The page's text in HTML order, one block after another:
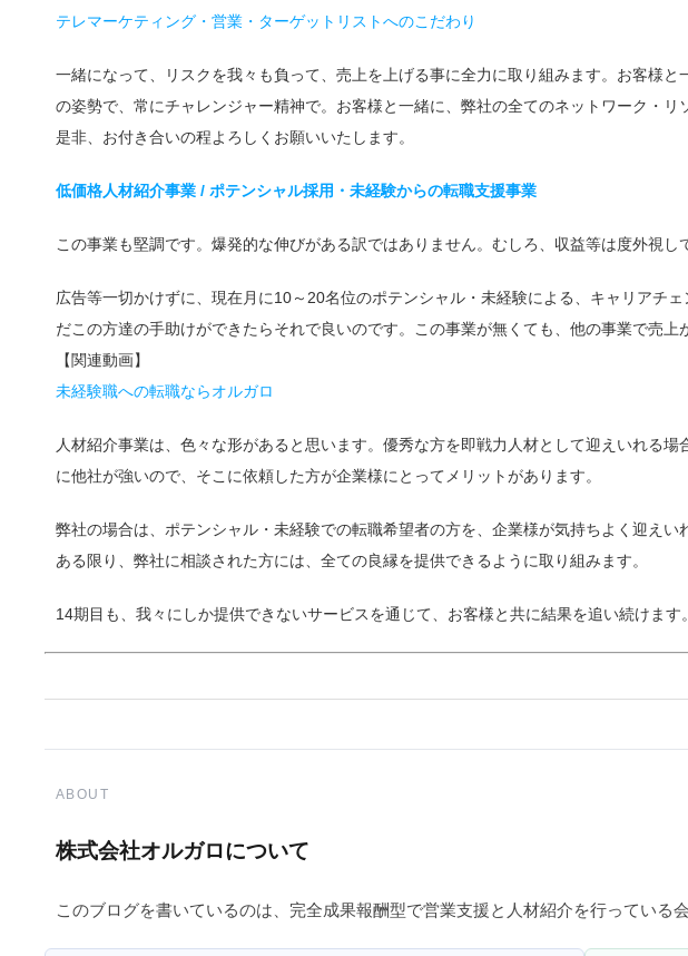
テレマーケティング・営業・ターゲットリストへのこだわり
一緒になって、リスクを我々も負って、売上を上げる事に全力に取り組みます。お客様
の姿勢で、常にチャレンジャー精神で。お客様と一緒に、弊社の全てのネットワーク・
是非、お付き合いの程よろしくお願いいたします。
低価格人材紹介事業 / ポテンシャル採用・未経験からの転職支援事業
この事業も堅調です。爆発的な伸びがある訳ではありません。むしろ、収益等は度外視し
広告等一切かけずに、現在月に10～20名位のポテンシャル・未経験による、キャリアチ
だこの方達の手助けができたらそれで良いのです。この事業が無くても、他の事業で売上
【関連動画】
未経験職への転職ならオルガロ
人材紹介事業は、色々な形があると思います。優秀な方を即戦力人材として迎えいれる
に他社が強いので、そこに依頼した方が企業様にとってメリットがあります。
弊社の場合は、ポテンシャル・未経験での転職希望者の方を、企業様が気持ちよく迎え
ある限り、弊社に相談された方には、全ての良縁を提供できるように取り組みます。
14期目も、我々にしか提供できないサービスを通じて、お客様と共に結果を追い続けま
ABOUT
株式会社オルガロについて
このブログを書いているのは、完全成果報酬型で営業支援と人材紹介を行っている